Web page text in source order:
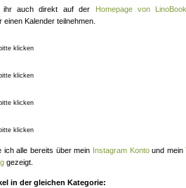
ihr auch direkt auf der Homepage von
einen Kalender teilnehmen.
klicken
klicken
klicken
klicken
ich alle bereits über mein Instagram Kontound mein
gezeigt.
in der gleichen Kategorie: